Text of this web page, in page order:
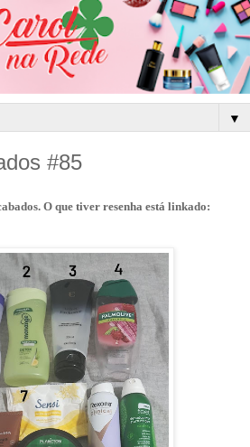
▼
#85
O que tiver resenha está linkado: